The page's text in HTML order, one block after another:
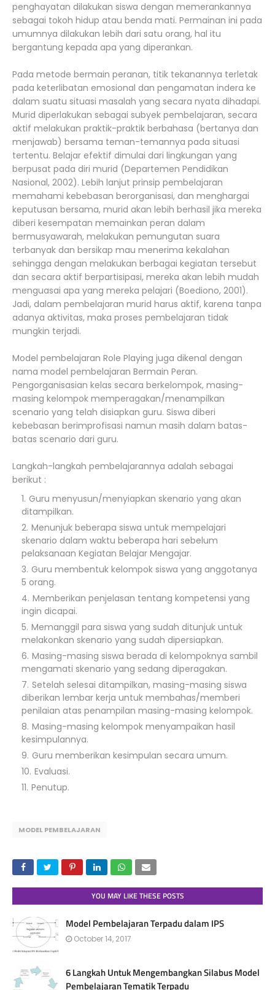
penghayatan dilakukan siswa dengan memerankannya
sebagai tokoh hidup atau benda mati. Permainan ini pada
umumnya dilakukan lebih dari satu orang, hal itu
bergantung kepada apa yang diperankan.
Pada metode bermain peranan, titik tekanannya terletak
pada keterlibatan emosional dan pengamatan indera ke
dalam suatu situasi masalah yang secara nyata dihadapi.
Murid diperlakukan sebagai subyek pembelajaran, secara
aktif melakukan praktik-praktik berbahasa (bertanya dan
menjawab) bersama teman-temannya pada situasi
tertentu. Belajar efektif dimulai dari lingkungan yang
berpusat pada diri murid (Departemen Pendidikan
Nasional, 2002). Lebih lanjut prinsip pembelajaran
memahami kebebasan berorganisasi, dan menghargai
keputusan bersama, murid akan lebih berhasil jika mereka
diberi kesempatan memainkan peran dalam
bermusyawarah, melakukan pemungutan suara
terbanyak dan bersikap mau menerima kekalahan
sehingga dengan melakukan berbagai kegiatan tersebut
dan secara aktif berpartisipasi, mereka akan lebih mudah
menguasai apa yang mereka pelajari (Boediono, 2001).
Jadi, dalam pembelajaran murid harus aktif, karena tanpa
adanya aktivitas, maka proses pembelajaran tidak
mungkin terjadi.
Model pembelajaran Role Playing juga dikenal dengan
nama model pembelajaran Bermain Peran.
Pengorganisasian kelas secara berkelompok, masing-
masing kelompok memperagakan/menampilkan
scenario yang telah disiapkan guru. Siswa diberi
kebebasan berimprofisasi namun masih dalam batas-
batas scenario dari guru.
Langkah-langkah pembelajarannya adalah sebagai
berikut :
Guru menyusun/menyiapkan skenario yang akan
ditampilkan.
Menunjuk beberapa siswa untuk mempelajari
skenario dalam waktu beberapa hari sebelum
pelaksanaan Kegiatan Belajar Mengajar.
Guru membentuk kelompok siswa yang anggotanya
5 orang.
Memberikan penjelasan tentang kompetensi yang
ingin dicapai.
Memanggil para siswa yang sudah ditunjuk untuk
melakonkan skenario yang sudah dipersiapkan.
Masing-masing siswa berada di kelompoknya sambil
mengamati skenario yang sedang diperagakan.
Setelah selesai ditampilkan, masing-masing siswa
diberikan lembar kerja untuk membahas/memberi
penilaian atas penampilan masing-masing kelompok.
Masing-masing kelompok menyampaikan hasil
kesimpulannya.
Guru memberikan kesimpulan secara umum.
Evaluasi.
Penutup.
MODEL PEMBELAJARAN
YOU MAY LIKE THESE POSTS
Model Pembelajaran Terpadu dalam IPS
October 14, 2017
6 Langkah Untuk Mengembangkan Silabus Model
Pembelajaran Tematik Terpadu